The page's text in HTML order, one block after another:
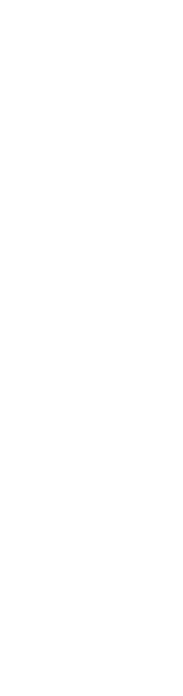
positiva y había
mujer de cabellera